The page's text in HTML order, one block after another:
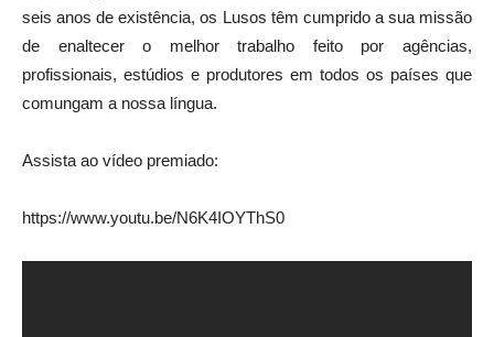
seis anos de existência, os Lusos têm cumprido a sua missão
de enaltecer o melhor trabalho feito por agências,
profissionais, estúdios e produtores em todos os países que
comungam a nossa língua.
Assista ao vídeo premiado:
https://www.youtu.be/N6K4IOYThS0